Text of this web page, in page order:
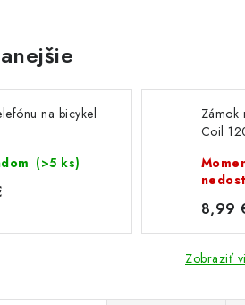
na bicykel
(>5 ks)
Zámok
Coil
8,99
Zobraziť